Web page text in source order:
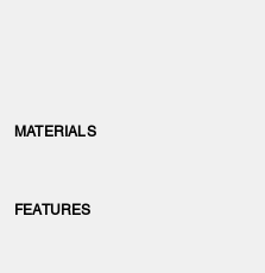
MATERIALS
FEATURES